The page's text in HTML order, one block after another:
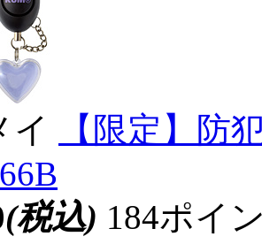
イ
【限定】防
(税込) 184ポイ